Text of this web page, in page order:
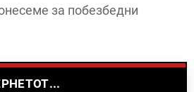
за побезбедни